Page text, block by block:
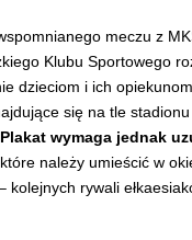
KUP BILET
meczu z
Klubu Sportowego
dzieciom i ich
się na tle stadionu
Plakat wymaga jednak
, które należy umieścić w
kolejnych rywali